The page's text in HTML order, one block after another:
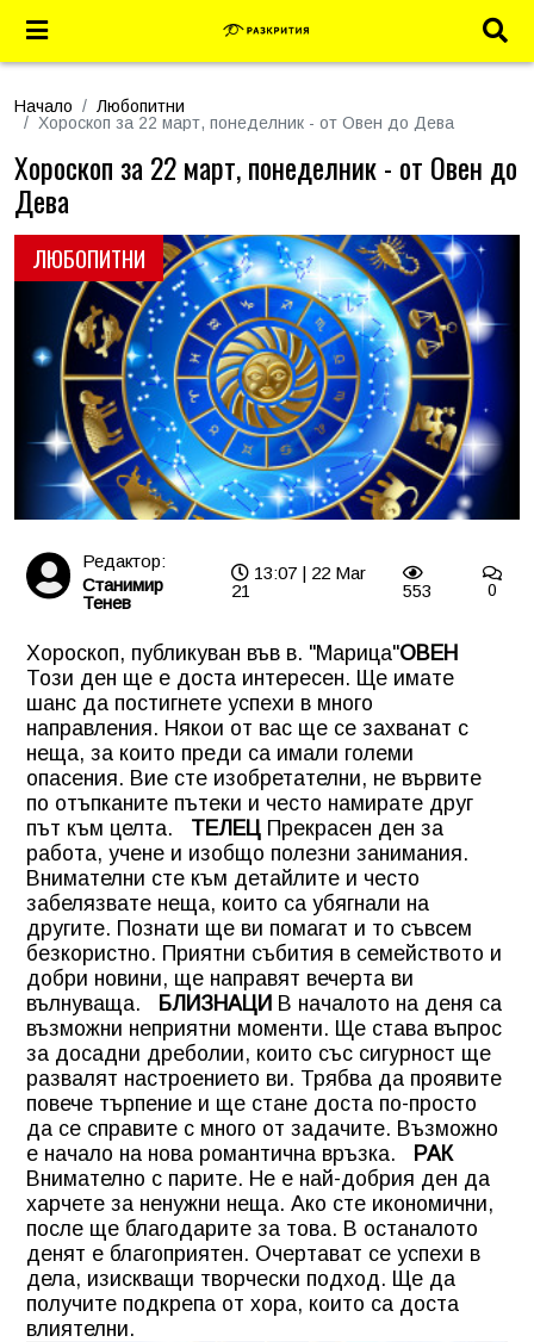
Начало
Любопитни
Хороскоп за 22 март, понеделник - от Овен до Дева
ЛЮБОПИТНИ
Хороскоп за 22 март, понеделник - от Овен до
Дева
Редактор:
Станимир
Тенев
13:07 | 22 Mar
21
553 0
Хороскоп, публикуван във в. "Марица"ОВЕН
Този ден ще е доста интересен. Ще имате
шанс да постигнете успехи в много
направления. Някои от вас ще се захванат с
неща, за които преди са имали големи
опасения. Вие сте изобретателни, не вървите
по отъпканите пътеки и често намирате друг
път към целта. ТЕЛЕЦ Прекрасен ден за
работа, учене и изобщо полезни занимания.
Внимателни сте към детайлите и често
забелязвате неща, които са убягнали на
другите. Познати ще ви помагат и то съвсем
безкористно. Приятни събития в семейството и
добри новини, ще направят вечерта ви
вълнуваща. БЛИЗНАЦИ В началото на деня са
възможни неприятни моменти. Ще става въпрос
за досадни дреболии, които със сигурност ще
развалят настроението ви. Трябва да проявите
повече търпение и ще стане доста по-просто
да се справите с много от задачите. Възможно
е начало на нова романтична връзка. РАК
Внимателно с парите. Не е най-добрия ден да
харчете за ненужни неща. Ако сте икономични,
после ще благодарите за това. В останалото
денят е благоприятен. Очертават се успехи в
дела, изискващи творчески подход. Ще да
получите подкрепа от хора, които са доста
влиятелни.